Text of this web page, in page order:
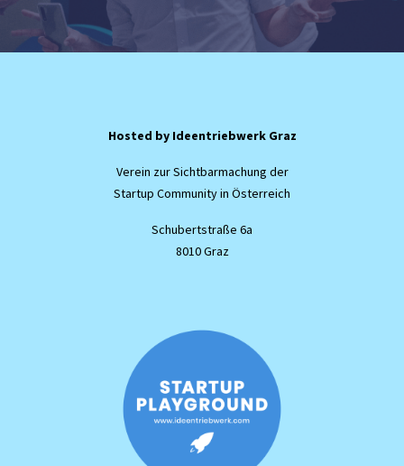
Hosted by Ideentriebwerk Graz
Verein zur Sichtbarmachung der
Startup Community in Österreich
Schubertstraße 6a
8010 Graz